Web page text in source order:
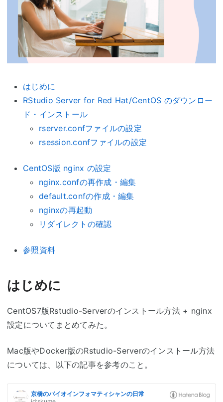
はじめに
RStudio Server for Red Hat/CentOS のダウンロー
ド・インストール
rserver.confファイルの設定
rsession.confファイルの設定
CentOS版 nginx の設定
nginx.confの再作成・編集
default.confの作成・編集
nginxの再起動
リダイレクトの確認
参照資料
はじめに
CentOS7版Rstudio-Serverのインストール方法 + nginx
設定についてまとめてみた。
Mac版やDocker版のRstudio-Serverのインストール方法
については、以下の記事を参考のこと。